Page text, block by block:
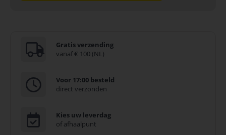
Gratis verzending
vanaf € 100 (NL)
Voor 17:00 besteld
direct verzonden
Kies uw leverdag
of afhaalpunt